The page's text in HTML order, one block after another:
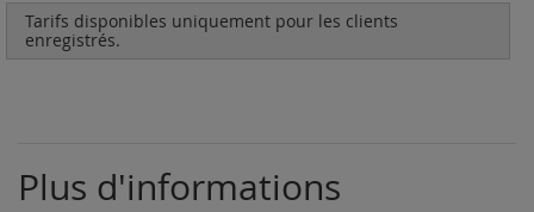
Tarifs disponibles uniquement pour les clients
enregistrés.
Plus d'informations